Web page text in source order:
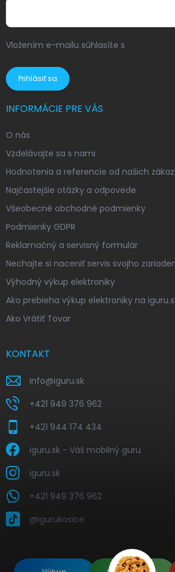
Vložením e-mailu súhlasíte s
Prihlásiť sa
INFORMÁCIE PRE VÁS
O nás
Vzdelávajte sa s nami
Hodnotenia a referencie od našich
Najčastejšie otázky a odpovede
Všeobecné obchodné podmienky
Podmienky GDPR
Reklamačný a servisný formulár
Nechajte si naceniť servis svojho
Výhodný výkup elektroniky
Ako prebieha výkup elektroniky na
Ako Vrátiť Tovar
KONTAKT
info@iguru.sk
+421 949 376 962
+421 944 174 434
iguru.sk - Váš mobilný guru
iguru.sk
+421 949 376 962
@igurukosice